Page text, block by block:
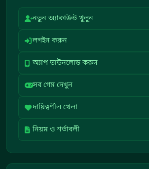
নতুন অ্যাকাউন্ট খুলুন
লগইন করুন
অ্যাপ ডাউনলোড করুন
সব গেম দেখুন
দায়িত্বশীল খেলা
নিয়ম ও শর্তাবলী